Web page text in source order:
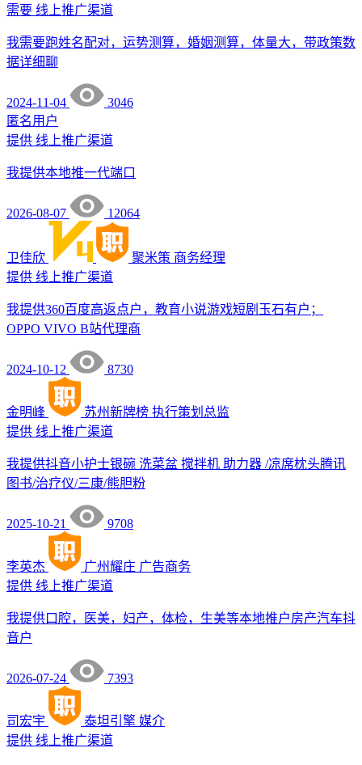
需要 线上推广渠道
我需要跑姓名配对，运势测算，婚姻测算，体量大，带政策数
据详细聊
2024-11-04
3046
匿名用户
提供 线上推广渠道
我提供本地推一代端口
2026-08-07 12064
卫佳欣 聚米策 商务经理
提供 线上推广渠道
我提供360百度高返点户，教育小说游戏短剧玉石有户；
OPPO VIVO B站代理商
2024-10-12 8730
金明峰 苏州新牌榜 执行策划总监
提供 线上推广渠道
我提供抖音小护士银碗 洗菜盆 搅拌机 助力器 /凉席枕头腾讯
图书/治疗仪/三康/熊胆粉
2025-10-21 9708
李英杰 广州耀庄 广告商务
提供 线上推广渠道
我提供口腔，医美，妇产，体检，生美等本地推户房产汽车抖
音户
2026-07-24 7393
司宏宇 泰坦引擎 媒介
提供 线上推广渠道